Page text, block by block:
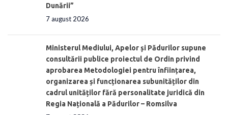
Dunării”
7 august 2026
Ministerul Mediului, Apelor și Pădurilor supune
consultării publice proiectul de Ordin privind
aprobarea Metodologiei pentru înființarea,
organizarea și funcționarea subunităților din
cadrul unităților fără personalitate juridică din
Regia Națională a Pădurilor – Romsilva